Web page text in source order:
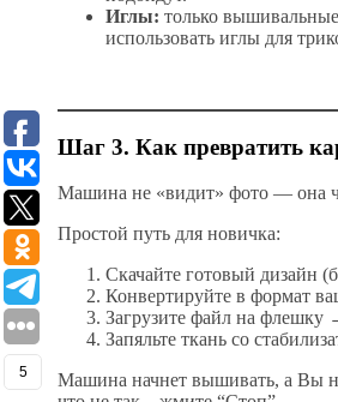
Иглы: только
использовать иглы для
Шаг 3. Как превратить
Машина не «видит» фото — она
Простой путь для новичка:
Скачайте готовый дизайн
Конвертируйте в формат
Загрузите файл на флешку
Запяльте ткань со
Машина начнет вышивать, а Вы
5